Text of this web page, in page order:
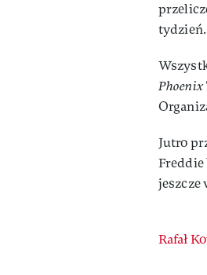
tydzień.
Phoenix
Jutro
Freddie
jeszcze
Rafał